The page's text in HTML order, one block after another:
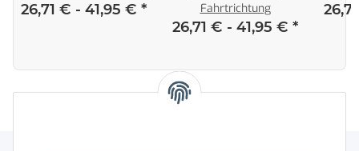
26,71 € - 41,95 € *
Fahrtrichtung
26,71 € - 41,95 € *